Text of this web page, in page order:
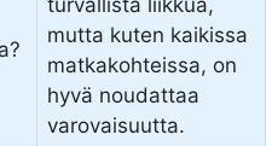
mutta kuten kaikissa
matkakohteissa, on
hyvä noudattaa
varovaisuutta.